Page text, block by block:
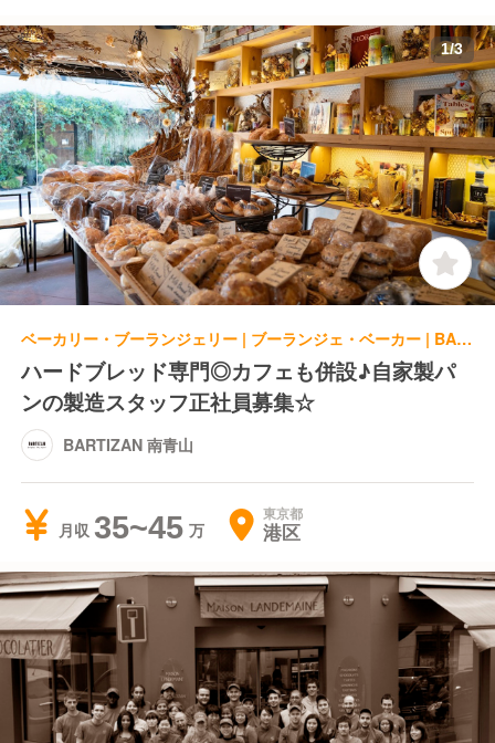
1/3
ベーカリー・ブーランジェリー | ブーランジェ・ベーカー | BARTIZAN 南青山
ハードブレッド専門◎カフェも併設♪自家製パ
ンの製造スタッフ正社員募集☆
BARTIZAN 南青山
月収 35~45 東京都
港区